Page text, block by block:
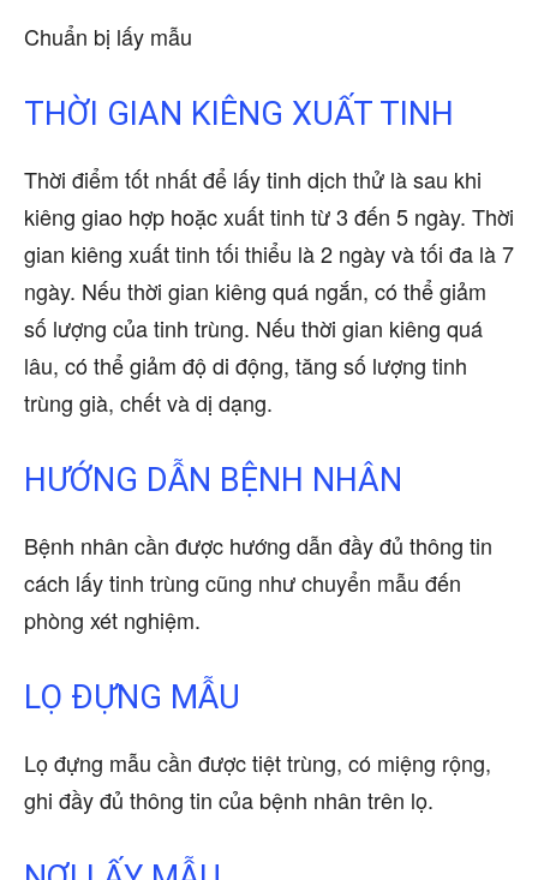
Chuẩn bị lấy mẫu
THỜI GIAN KIÊNG XUẤT TINH
Thời điểm tốt nhất để lấy tinh dịch thử là sau khi
kiêng giao hợp hoặc xuất tinh từ 3 đến 5 ngày. Thời
gian kiêng xuất tinh tối thiểu là 2 ngày và tối đa là 7
ngày. Nếu thời gian kiêng quá ngắn, có thể giảm
số lượng của tinh trùng. Nếu thời gian kiêng quá
lâu, có thể giảm độ di động, tăng số lượng tinh
trùng già, chết và dị dạng.
HƯỚNG DẪN BỆNH NHÂN
Bệnh nhân cần được hướng dẫn đầy đủ thông tin
cách lấy tinh trùng cũng như chuyển mẫu đến
phòng xét nghiệm.
LỌ ĐỰNG MẪU
Lọ đựng mẫu cần được tiệt trùng, có miệng rộng,
ghi đầy đủ thông tin của bệnh nhân trên lọ.